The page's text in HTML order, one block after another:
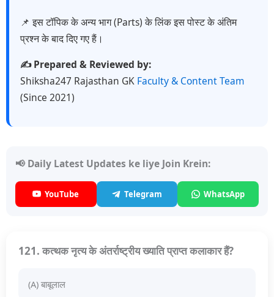
📌 इस टॉपिक के अन्य भाग (Parts) के लिंक इस पोस्ट के अंतिम
प्रश्न के बाद दिए गए हैं।
✍️ Prepared & Reviewed by:
Shiksha247 Rajasthan GK Faculty & Content Team
(Since 2021)
📢 Daily Latest Updates ke liye Join Krein:
YouTube Telegram WhatsApp
121. कत्थक नृत्य के अंतर्राष्ट्रीय ख्याति प्राप्त कलाकार हैं?
(A) बाबूलाल